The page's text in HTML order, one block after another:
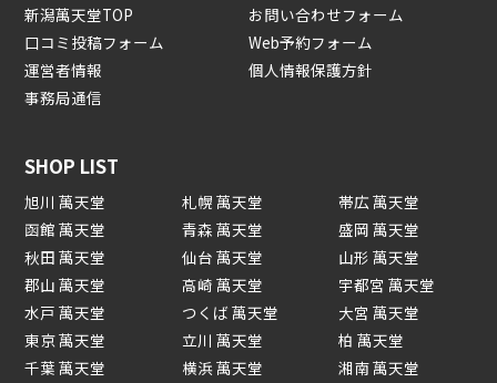
新潟萬天堂TOP
お問い合わせフォーム
口コミ投稿フォーム
Web予約フォーム
運営者情報
個人情報保護方針
事務局通信
SHOP LIST
旭川 萬天堂 札幌 萬天堂
帯広 萬天堂
函館 萬天堂
青森 萬天堂
盛岡 萬天堂
秋田 萬天堂
仙台 萬天堂
山形 萬天堂
郡山 萬天堂
高崎 萬天堂
宇都宮 萬天堂
水戸 萬天堂
つくば 萬天堂
大宮 萬天堂
東京 萬天堂
立川 萬天堂
柏 萬天堂
千葉 萬天堂
横浜 萬天堂
湘南 萬天堂